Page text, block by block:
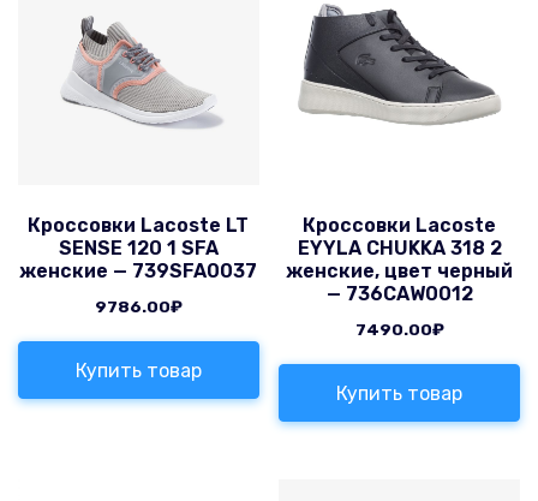
Кроссовки Lacoste LT
SENSE 120 1 SFA
женские — 739SFA0037
9786.00₽
Купить товар
Кроссовки Lacoste
EYYLA CHUKKA 318 2
женские, цвет черный
— 736CAW0012
7490.00₽
Купить товар